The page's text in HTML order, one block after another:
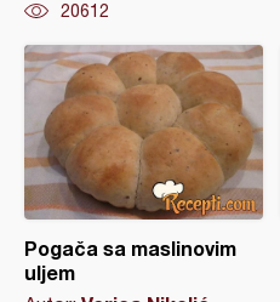
20612
Pogača sa maslinovim
uljem